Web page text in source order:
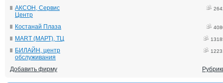
АКСОН, Сервис
Центр
Костанай Плаза
MART (МАРТ), ТЦ
БИЛАЙН, центр
обслуживания
Добавить фирму